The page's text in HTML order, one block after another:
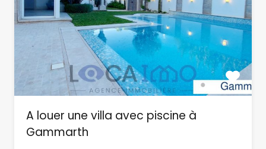
A louer une villa avec piscine à
Gammarth